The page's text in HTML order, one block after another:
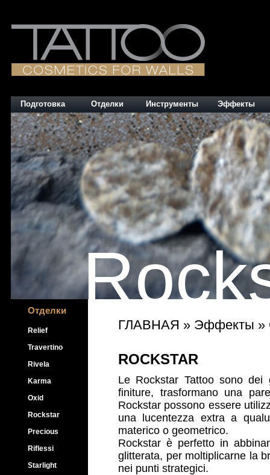
Подготовка Отделки Инструменты Эффекты
Отделки
Relief
Travertino
Rivela
Karma
Oxid
Rockstar
Precious
Riflessi
Starlight
ГЛАВНАЯ » Эффекты »
ROCKSTAR
Le Rockstar Tattoo sono
finiture, trasformano una
Rockstar possono essere
una lucentezza extra a
materico o geometrico.
Rockstar è perfetto in
glitterata, per moltiplicarne la
nei punti strategici.